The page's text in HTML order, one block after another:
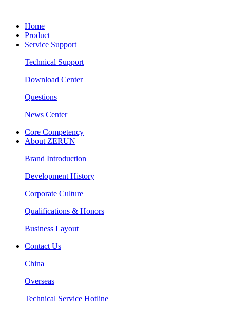
Home
Product
Service Support
Technical Support
Download Center
Questions
News Center
Core Competency
About ZERUN
Brand Introduction
Development History
Corporate Culture
Qualifications & Honors
Business Layout
Contact Us
China
Overseas
Technical Service Hotline